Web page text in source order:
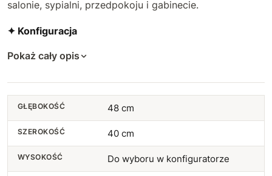
salonie, sypialni, przedpokoju i gabinecie.
✦ Konfiguracja
Pokaż cały opis
GŁĘBOKOŚĆ 48 cm
SZEROKOŚĆ 40 cm
WYSOKOŚĆ Do wyboru w konfiguratorze